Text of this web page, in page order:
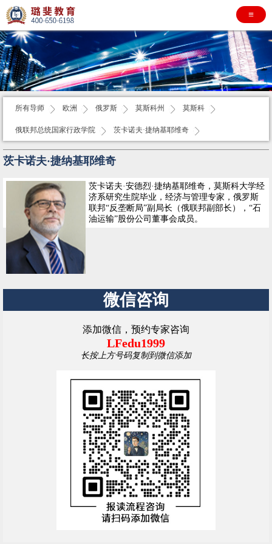
≡
所有导师 欧洲 俄罗斯 莫斯科州 莫斯科
俄联邦总统国家行政学院 茨卡诺夫·捷纳基耶维奇
茨卡诺夫·捷纳基耶维奇
茨卡诺夫·安德烈·捷纳基耶维奇，莫斯科大学经
济系研究生院毕业，经济与管理专家，俄罗斯
联邦“反垄断局”副局长（俄联邦副部长），“石
油运输”股份公司董事会成员。
微信咨询
添加微信，预约专家咨询
LFedu1999
长按上方号码复制到微信添加